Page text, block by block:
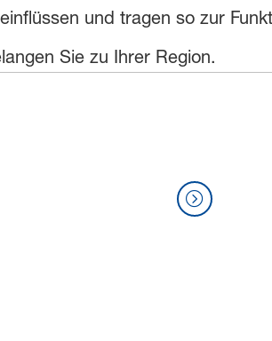
und tragen so zur
Sie zu Ihrer Region.